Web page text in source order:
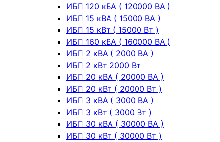
ИБП 120 кВА ( 120000 ВА )
ИБП 15 кВА ( 15000 ВА )
ИБП 15 кВт ( 15000 Вт )
ИБП 160 кВА ( 160000 ВА )
ИБП 2 кВА ( 2000 ВА )
ИБП 2 кВт 2000 Вт
ИБП 20 кВА ( 20000 ВА )
ИБП 20 кВт ( 20000 Вт )
ИБП 3 кВА ( 3000 ВА )
ИБП 3 кВт ( 3000 Вт )
ИБП 30 кВА ( 30000 ВА )
ИБП 30 кВт ( 30000 Вт )